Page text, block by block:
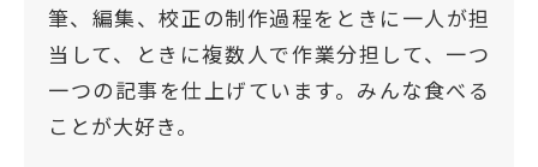
筆、編集、校正の制作過程をときに一人が担
当して、ときに複数人で作業分担して、一つ
一つの記事を仕上げています。みんな食べる
ことが大好き。